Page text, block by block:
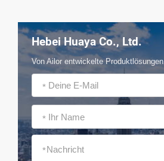
Hebei Huaya Co., Ltd.
Von Ailor entwickelte Produktlösungen.
*
*
*